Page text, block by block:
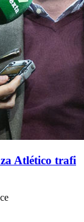
Atlético trafi